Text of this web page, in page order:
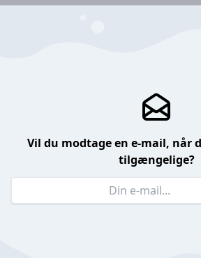
Vil du modtage en e-mail, når
tilgængelige?